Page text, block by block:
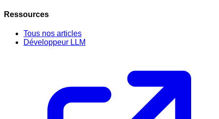
Ressources
Tous nos articles
Développeur LLM